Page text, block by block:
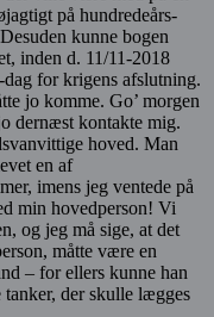
på hundredeårs-
kunne bogen
inden d. 11/11-2018
for krigens afslutning.
jo komme. Go’ morgen
dernæst kontakte mig.
hoved. Man
en af
imens jeg ventede på
min hovedperson! Vi
og jeg må sige, at det
måtte være en
– for ellers kunne han
der skulle lægges